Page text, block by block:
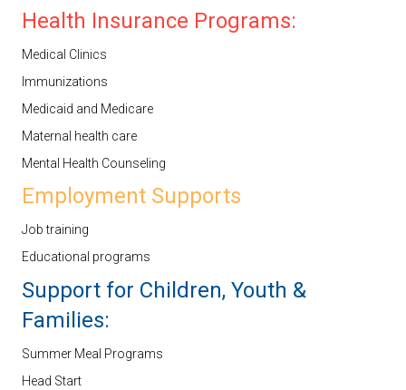
Health Insurance Programs:
Medical Clinics
Immunizations
Medicaid and Medicare
Maternal health care
Mental Health Counseling
Employment Supports
Job training
Educational programs
Support for Children, Youth &
Families:
Summer Meal Programs
Head Start